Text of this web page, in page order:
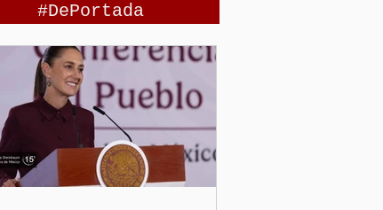
#DePortada